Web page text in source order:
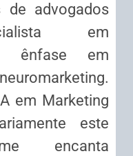
de advogados
em
ênfase em
em Marketing
este
encanta